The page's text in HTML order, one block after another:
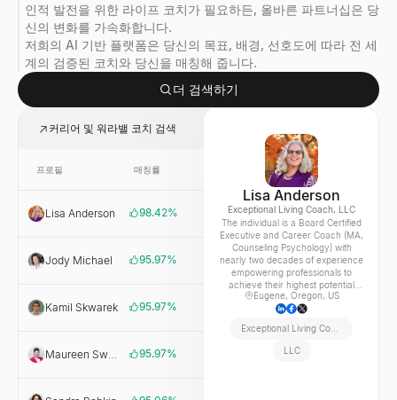
인적 발전을 위한 라이프 코치가 필요하든, 올바른 파트너십은 당
신의 변화를 가속화합니다.
저희의 AI 기반 플랫폼은 당신의 목표, 배경, 선호도에 따라 전 세
계의 검증된 코치와 당신을 매칭해 줍니다.
더 검색하기
커리어 및 워라밸 코치 검색
프로필 매칭률 회사
Lisa Anderson 98.42%
Exceptional
Living
Coach, LLC
Jody Michael
95.97%
Jody
Michael
Associates
Kamil Skwarek
95.97%
Coaching
Maureen Sweatman
95.97%
Lisa Anderson
Exceptional Living Coach, LLC
The individual is a Board Certified
Executive and Career Coach (MA,
Counseling Psychology) with
nearly two decades of experience
empowering professionals to
achieve their highest potential
and true calling. Specializing in
career transition, leadership
up, The individual leverages
expertise in NLP and Narrative
Eugene, Oregon, US
LLC